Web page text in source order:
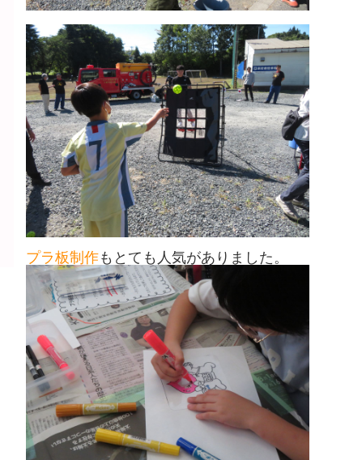
プラ板制作もとても人気がありました。